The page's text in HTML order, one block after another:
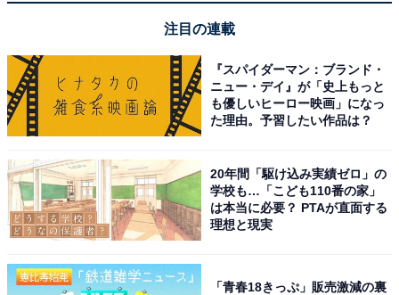
注目の連載
『スパイダーマン：ブランド・
ニュー・デイ』が「史上もっと
も優しいヒーロー映画」になっ
た理由。予習したい作品は？
20年間「駆け込み実績ゼロ」の
学校も…「こども110番の家」
は本当に必要？ PTAが直面する
理想と現実
「青春18きっぷ」販売激減の裏